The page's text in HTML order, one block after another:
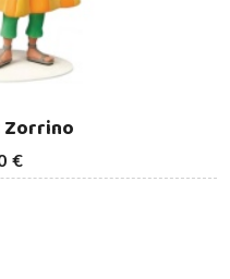
€
Zorrino